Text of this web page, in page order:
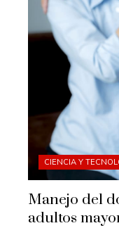
CIENCIA Y
Manejo del
adultos